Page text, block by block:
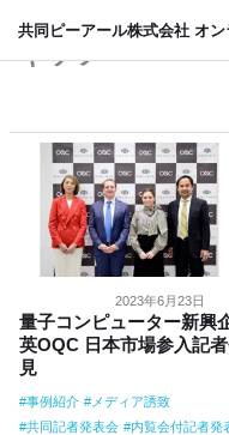
共同ピーアール株式会社 オ
#オックスフォ
キッツ
2023年6月23日
量子コンピューター新興
英OQC 日本市場参入記
見
事例紹介
メディア誘致
共同記者発表会
内覧会付記者発